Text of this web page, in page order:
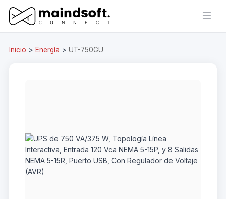
Inicio > Energía > UT-750GU